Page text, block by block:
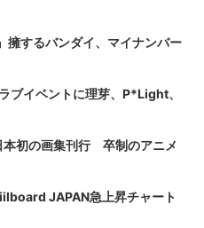
擁するバンダイ、マイナンバー
ブイベントに理芽、P*Light、
本初の画集刊行 卒制のアニメ
JAPAN急上昇チャート